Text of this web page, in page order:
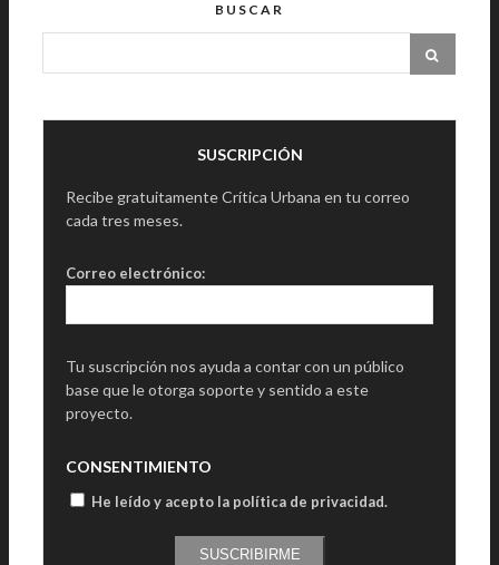
BUSCAR
SUSCRIPCIÓN
Recibe gratuitamente Crítica Urbana en tu correo
cada tres meses.
Correo electrónico:
Tu suscripción nos ayuda a contar con un público
base que le otorga soporte y sentido a este
proyecto.
CONSENTIMIENTO
He leído y acepto la política de privacidad.
SUSCRIBIRME